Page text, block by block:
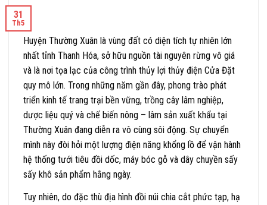
31
Th5
Huyện Thường Xuân là vùng đất có diện tích tự nhiên lớn
nhất tỉnh Thanh Hóa, sở hữu nguồn tài nguyên rừng vô giá
và là nơi tọa lạc của công trình thủy lợi thủy điện Cửa Đặt
quy mô lớn. Trong những năm gần đây, phong trào phát
triển kinh tế trang trại bền vững, trồng cây lâm nghiệp,
dược liệu quý và chế biến nông – lâm sản xuất khẩu tại
Thường Xuân đang diễn ra vô cùng sôi động. Sự chuyển
mình này đòi hỏi một lượng điện năng khổng lồ để vận hành
hệ thống tưới tiêu đồi dốc, máy bóc gỗ và dây chuyền sấy
sấy khô sản phẩm hằng ngày.
Tuy nhiên, do đặc thù địa hình đồi núi chia cắt phức tạp, hạ